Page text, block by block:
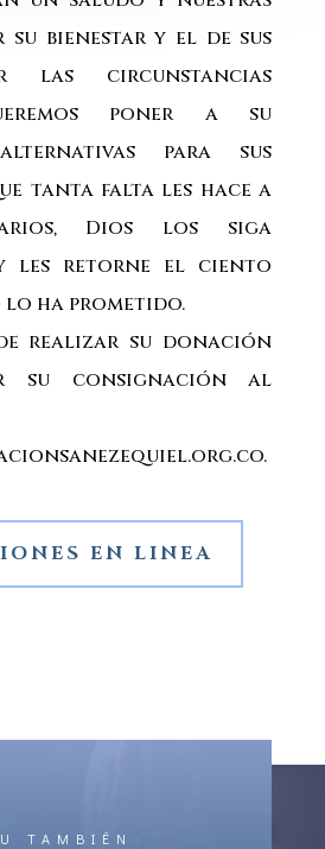
bienestar y el de sus
las circunstancias
poner a su
para sus
tanta falta les hace a
Dios los siga
les retorne el ciento
lo ha prometido.
realizar su donación
su consignación al
EN LINEA
TAMBIÉN